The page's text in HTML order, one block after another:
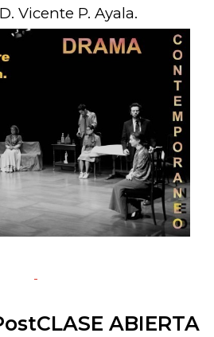
Vicente P. Ayala.
CLASE ABIERTA